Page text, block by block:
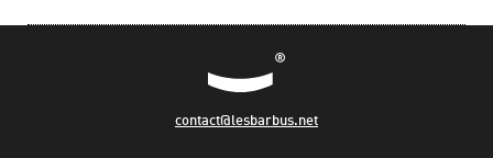
contact@lesbarbus.net